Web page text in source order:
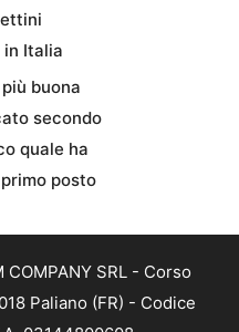
Italia
buona
secondo
quale ha
posto
SRL - Corso
Paliano (FR) - Codice